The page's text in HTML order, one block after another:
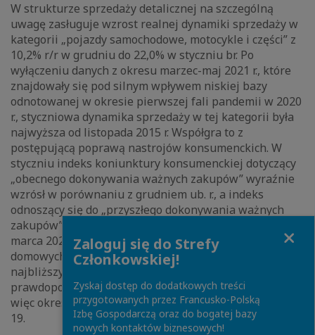
W strukturze sprzedaży detalicznej na szczególną
uwagę zasługuje wzrost realnej dynamiki sprzedaży w
kategorii „pojazdy samochodowe, motocykle i części” z
10,2% r/r w grudniu do 22,0% w styczniu br. Po
wyłączeniu danych z okresu marzec-maj 2021 r., które
znajdowały się pod silnym wpływem niskiej bazy
odnotowanej w okresie pierwszej fali pandemii w 2020
r., styczniowa dynamika sprzedaży w tej kategorii była
najwyższa od listopada 2015 r. Współgra to z
postępującą poprawą nastrojów konsumenckich. W
styczniu indeks koniunktury konsumenckiej dotyczący
„obecnego dokonywania ważnych zakupów” wyraźnie
wzrósł w porównaniu z grudniem ub. r., a indeks
odnoszący się do „przyszłego dokonywania ważnych
zakupów” ukształtował się na poziomie najwyższym od
marca 2020 r. Ponadto, w styczniu odsetek gospodarstw
domowych uznających zakup samochodu w ciągu
najbliższych dwunastu miesięcy za bardzo lub dość
prawdopodobny był najwyższy od stycznia 2020 r., a
więc okresu poprzedzającego wybuch pandemii COVID-
19.
Zaloguj się do Strefy
Członkowskiej!
Zyskaj dostęp do dodatkowych treści
przygotowanych przez Francusko-Polską
Izbę Gospodarczą oraz do bogatej bazy
nowych kontaktów biznesowych!